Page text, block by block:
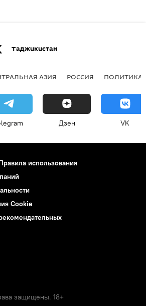
Таджикистан
АЗИЯ РОССИЯ ПОЛИТИКА
Дзен VK
использования
Cookie
защищены. 18+